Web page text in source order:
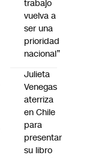
trabajo
vuelva a
ser una
prioridad
nacional”
Julieta
Venegas
aterriza
en Chile
para
presentar
su libro